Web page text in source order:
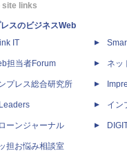
site links
スのビジネスWeb
IT
担当者Forum
プレス総合研究所
ーンジャーナル
担お悩み相談室
ネッ
イン